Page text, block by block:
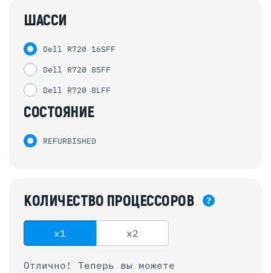
ШАССИ
Dell R720 16SFF
Dell R720 8SFF
Dell R720 8LFF
СОСТОЯНИЕ
REFURBISHED
КОЛИЧЕСТВО ПРОЦЕССОРОВ ?
x1 x2
Отлично! Теперь вы можете